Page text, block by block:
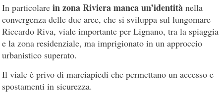
In particolarein zona Riviera manca un’identità nella
convergenza delle due aree, che si sviluppa sul lungomare
Riccardo Riva, viale importante per Lignano, tra la spiaggia
e la zona residenziale, ma imprigionato in un approccio
urbanistico superato.
Il viale è privo di marciapiedi che permettano un accesso e
spostamenti in sicurezza.